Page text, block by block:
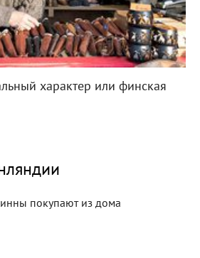
характер или финская
покупают из дома